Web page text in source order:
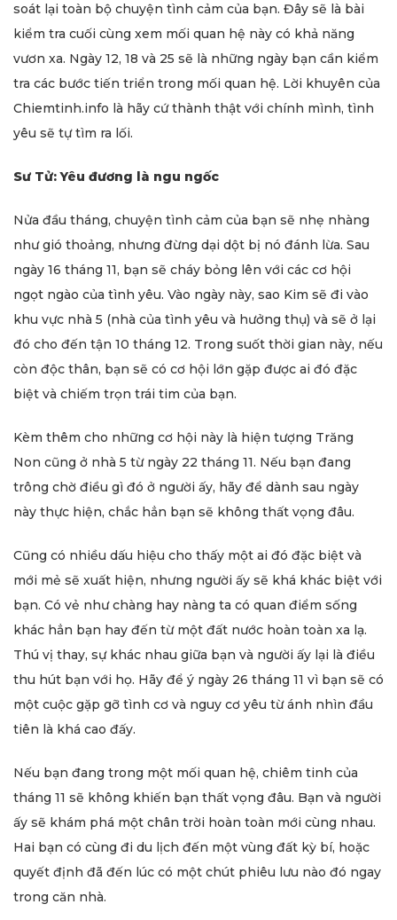
soát lại toàn bộ chuyện tình cảm của bạn. Đây sẽ là bài
kiểm tra cuối cùng xem mối quan hệ này có khả năng
vươn xa. Ngày 12, 18 và 25 sẽ là những ngày bạn cần kiểm
tra các bước tiến triển trong mối quan hệ. Lời khuyên của
Chiemtinh.info là hãy cứ thành thật với chính mình, tình
yêu sẽ tự tìm ra lối.
Sư Tử: Yêu đương là ngu ngốc
Nửa đầu tháng, chuyện tình cảm của bạn sẽ nhẹ nhàng
như gió thoảng, nhưng đừng dại dột bị nó đánh lừa. Sau
ngày 16 tháng 11, bạn sẽ cháy bỏng lên với các cơ hội
ngọt ngào của tình yêu. Vào ngày này, sao Kim sẽ đi vào
khu vực nhà 5 (nhà của tình yêu và hưởng thụ) và sẽ ở lại
đó cho đến tận 10 tháng 12. Trong suốt thời gian này, nếu
còn độc thân, bạn sẽ có cơ hội lớn gặp được ai đó đặc
biệt và chiếm trọn trái tim của bạn.
Kèm thêm cho những cơ hội này là hiện tượng Trăng
Non cũng ở nhà 5 từ ngày 22 tháng 11. Nếu bạn đang
trông chờ điều gì đó ở người ấy, hãy để dành sau ngày
này thực hiện, chắc hẳn bạn sẽ không thất vọng đâu.
Cũng có nhiều dấu hiệu cho thấy một ai đó đặc biệt và
mới mẻ sẽ xuất hiện, nhưng người ấy sẽ khá khác biệt với
bạn. Có vẻ như chàng hay nàng ta có quan điểm sống
khác hẳn bạn hay đến từ một đất nước hoàn toàn xa lạ.
Thú vị thay, sự khác nhau giữa bạn và người ấy lại là điều
thu hút bạn với họ. Hãy để ý ngày 26 tháng 11 vì bạn sẽ có
một cuộc gặp gỡ tình cơ và nguy cơ yêu từ ánh nhìn đầu
tiên là khá cao đấy.
Nếu bạn đang trong một mối quan hệ, chiêm tinh của
tháng 11 sẽ không khiến bạn thất vọng đâu. Bạn và người
ấy sẽ khám phá một chân trời hoàn toàn mới cùng nhau.
Hai bạn có cùng đi du lịch đến một vùng đất kỳ bí, hoặc
quyết định đã đến lúc có một chút phiêu lưu nào đó ngay
trong căn nhà.